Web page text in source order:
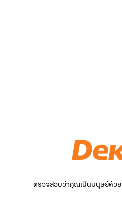
ตรวจสอบว่าคุณเป็นมนุษย์ด้วย